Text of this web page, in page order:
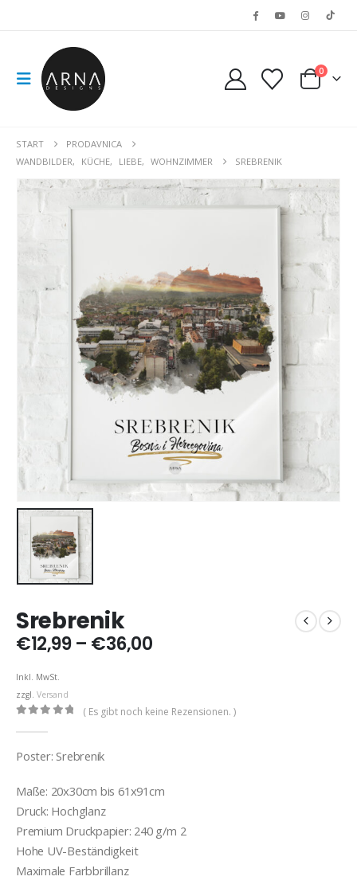
0
START
PRODAVNICA
WANDBILDER, KÜCHE, LIEBE, WOHNZIMMER SREBRENIK
Srebrenik
€12,99 – €36,00Preisspanne:
Inkl. MwSt.
zzgl. Versand
( Es gibt noch keine Rezensionen. )
Poster: Srebrenik
Maße: 20x30cm bis 61x91cm
Druck: Hochglanz
Premium Druckpapier: 240 g/m 2
Hohe UV-Beständigkeit
Maximale Farbbrillanz